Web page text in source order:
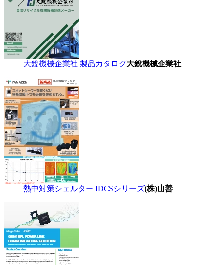
大銳機械企業社 製品カタログ大銳機械企業社
熱中対策シェルター IDCSシリーズ(株)山善